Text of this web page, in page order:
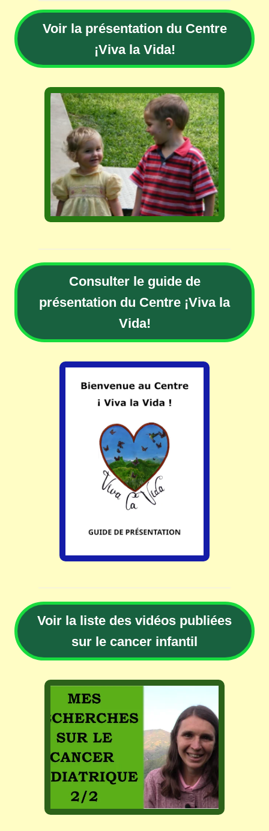
Voir la présentation du Centre
¡Viva la Vida!
Consulter le guide de
présentation du Centre ¡Viva la
Vida!
Voir la liste des vidéos publiées
sur le cancer infantil